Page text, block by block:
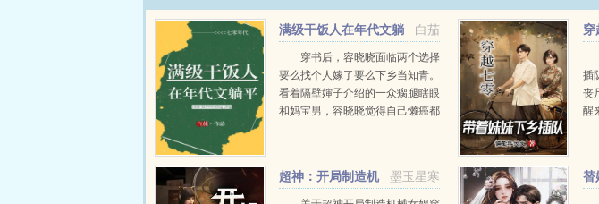
白茄
满级干饭人在年代文躺
穿书后，容晓晓面临两个选择
要么找个人嫁了要么下乡当知青。
看着隔壁婶子介绍的一众瘸腿瞎眼
和妈宝男，容晓晓觉得自己懒癌都
穿
插
丧
醒
怎
墨玉星寒
超神：开局制造机
械女娲
替